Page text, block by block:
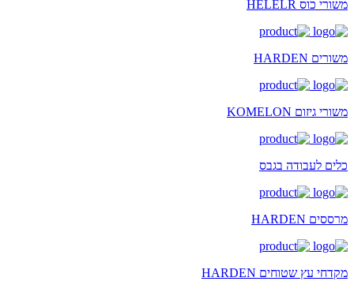
משורי כוס HELELR
משורים HARDEN
משורי גיזום KOMELON
כלים לעבודה בגבס
מרססים HARDEN
מקדחי עץ שטוחים HARDEN